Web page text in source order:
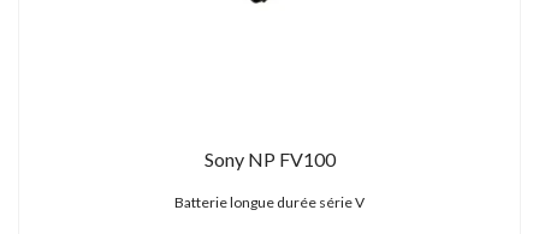
Sony NP FV100
Batterie longue durée série V